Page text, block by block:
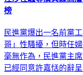
榜
民進黨爆出一名前黨
哥」性騷擾，但時任
毫無作為，民進黨主
已經同意許嘉恬的辭